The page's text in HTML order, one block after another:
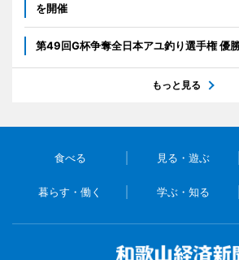
を開催
第49回G杯争奪全日本アユ釣り選手権 優
もっと見る
食べる 見る・遊ぶ
暮らす・働く 学ぶ・知る